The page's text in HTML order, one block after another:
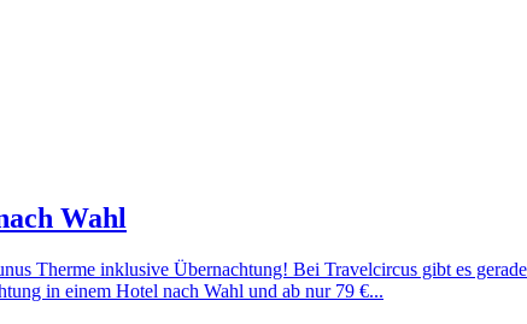
Wahl
Therme inklusive Übernachtung! Bei Travelcircus gibt es
in einem Hotel nach Wahl und ab nur 79 €...